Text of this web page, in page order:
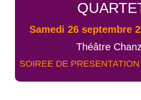
samedi 26 septembre
Théâtre
SOIREE DE